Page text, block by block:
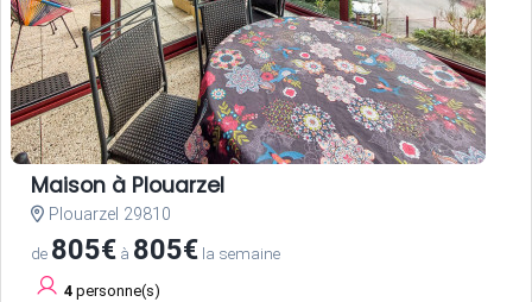
Maison à Plouarzel
Plouarzel 29810
de 805€ à 805€ la semaine
4 personne(s)